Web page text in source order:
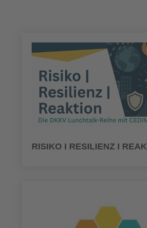
RISIKO I RESILIENZ I